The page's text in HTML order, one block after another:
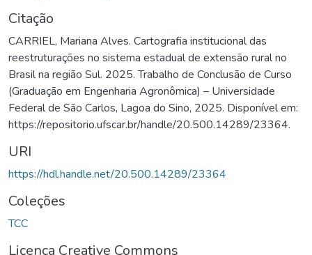
Citação
CARRIEL, Mariana Alves. Cartografia institucional das
reestruturações no sistema estadual de extensão rural no
Brasil na região Sul. 2025. Trabalho de Conclusão de Curso
(Graduação em Engenharia Agronômica) – Universidade
Federal de São Carlos, Lagoa do Sino, 2025. Disponível em:
https://repositorio.ufscar.br/handle/20.500.14289/23364.
URI
https://hdl.handle.net/20.500.14289/23364
Coleções
TCC
Licença Creative Commons